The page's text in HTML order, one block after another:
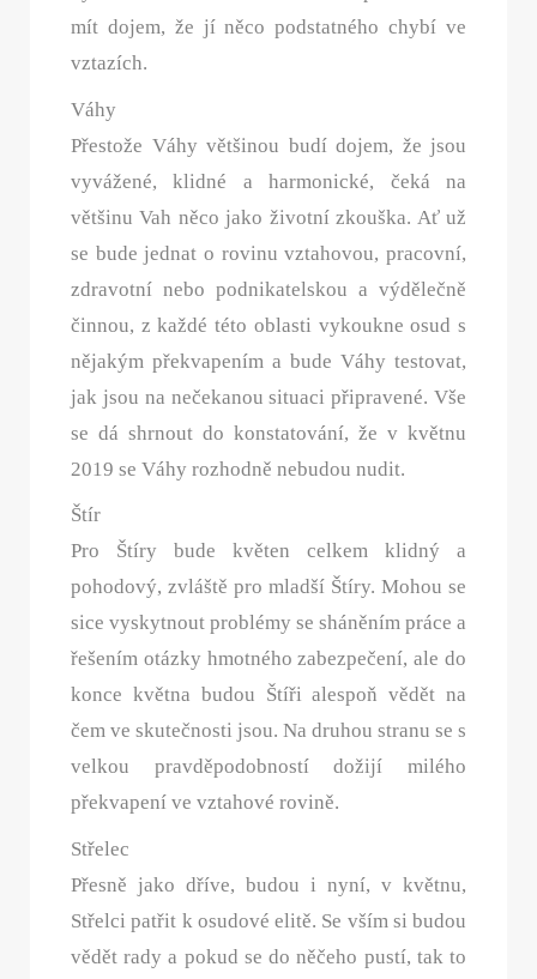
mít dojem, že jí něco podstatného chybí ve
vztazích.
Váhy
Přestože Váhy většinou budí dojem, že jsou
vyvážené, klidné a harmonické, čeká na
většinu Vah něco jako životní zkouška. Ať už
se bude jednat o rovinu vztahovou, pracovní,
zdravotní nebo podnikatelskou a výdělečně
činnou, z každé této oblasti vykoukne osud s
nějakým překvapením a bude Váhy testovat,
jak jsou na nečekanou situaci připravené. Vše
se dá shrnout do konstatování, že v květnu
2019 se Váhy rozhodně nebudou nudit.
Štír
Pro Štíry bude květen celkem klidný a
pohodový, zvláště pro mladší Štíry. Mohou se
sice vyskytnout problémy se sháněním práce a
řešením otázky hmotného zabezpečení, ale do
konce května budou Štíři alespoň vědět na
čem ve skutečnosti jsou. Na druhou stranu se s
velkou pravděpodobností dožijí milého
překvapení ve vztahové rovině.
Střelec
Přesně jako dříve, budou i nyní, v květnu,
Střelci patřit k osudové elitě. Se vším si budou
vědět rady a pokud se do něčeho pustí, tak to